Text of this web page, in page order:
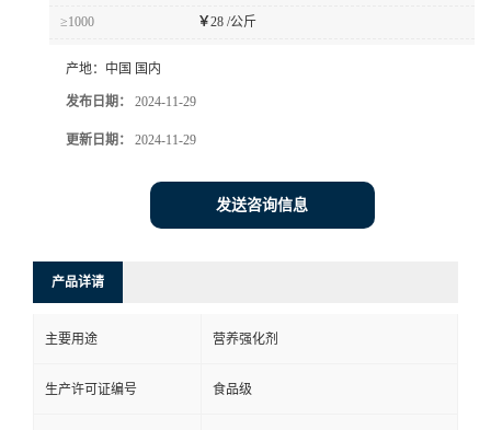
≥1000 ￥28 /公斤
产地： 中国 国内
发布日期： 2024-11-29
更新日期： 2024-11-29
发送咨询信息
产品详请
主要用途 营养强化剂
生产许可证编号 食品级